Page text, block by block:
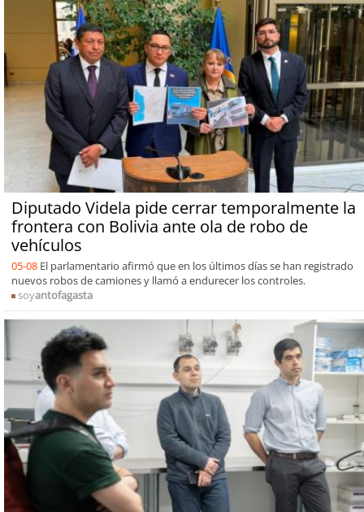
Diputado Videla pide cerrar temporalmente la
frontera con Bolivia ante ola de robo de
vehículos
05-08 El parlamentario afirmó que en los últimos días se han registrado
nuevos robos de camiones y llamó a endurecer los controles.
soyantofagasta